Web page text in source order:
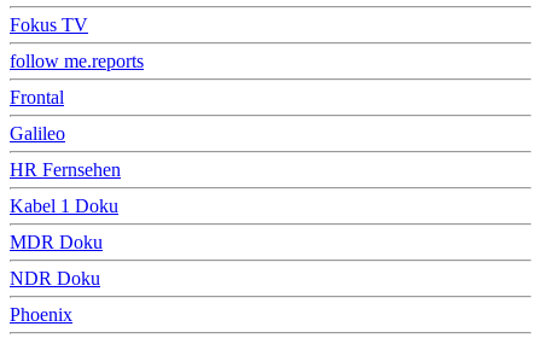
Fokus TV
follow me.reports
Frontal
Galileo
HR Fernsehen
Kabel 1 Doku
MDR Doku
NDR Doku
Phoenix